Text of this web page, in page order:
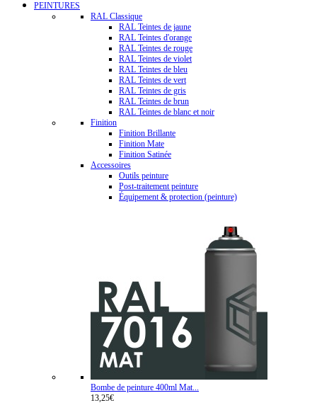
PEINTURES
RAL Classique
RAL Teintes de jaune
RAL Teintes d'orange
RAL Teintes de rouge
RAL Teintes de violet
RAL Teintes de bleu
RAL Teintes de vert
RAL Teintes de gris
RAL Teintes de brun
RAL Teintes de blanc et noir
Finition
Finition Brillante
Finition Mate
Finition Satinée
Accessoires
Outils peinture
Post-traitement peinture
Équipement & protection (peinture)
Bombe de peinture 400ml Mat...
13,25€